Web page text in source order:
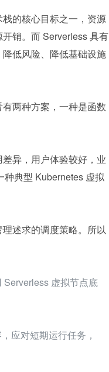
的核心目标之一，资源
销。而 Serverless 具有
低风险、降低基础设施
两种方案，一种是函数
异，用户体验较好，业
典型 Kubernetes 虚拟
述求的调度策略。所以
虚拟节点底
应对短期运行任务，